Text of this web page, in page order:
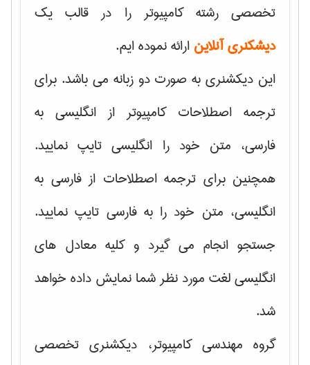
تخصصی رشته کامپیوتر را در قالب یک
دیشکنری آنلاین ارائه نموده ایم.
این دیکشنری به صورت دو زبانه می باشد. برای
ترجمه اصطلاحات کامپیوتر از انگلیسی به
فارسی، متن خود را انگلیسی تایپ نمایید.
همچنین برای ترجمه اصطلاحات از فارسی به
انگلیسی، متن خود را به فارسی تایپ نمایید.
جستجو انجام می گیرد و کلیه معادل های
انگلیسی لغت مورد نظر شما نمایش داده خواهد
شد.
گروه مهندسی کامپیوتر، دیکشنری تخصصی